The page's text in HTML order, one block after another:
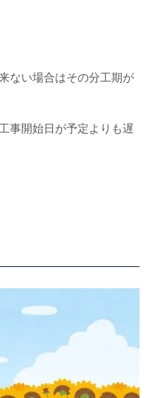
ない場合はその分工期が
事開始日が予定よりも遅